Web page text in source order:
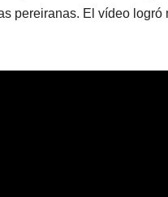
pereiranas. El vídeo